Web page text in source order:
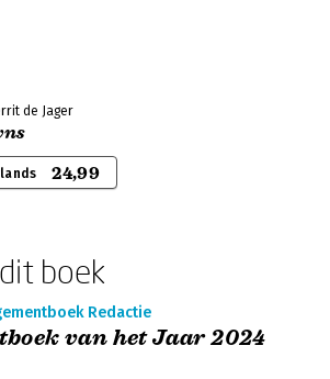
de Jager
24,99
boek
Redactie
van het Jaar 2024